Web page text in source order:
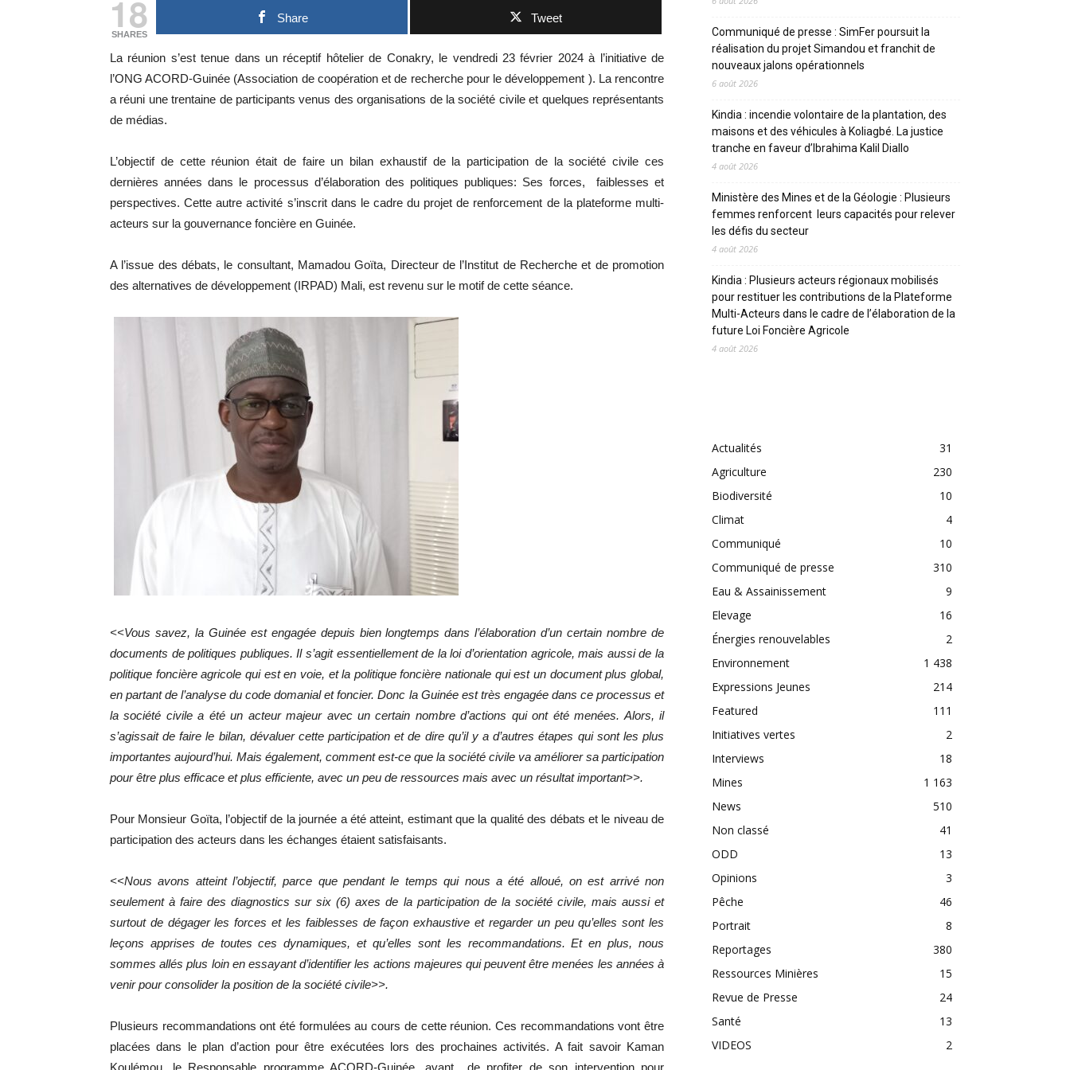
18
SHARES
Share Tweet
La réunion s’est tenue dans un réceptif hôtelier de Conakry, le vendredi 23 février 2024 à l’initiative de
l’ONG ACORD-Guinée (Association de coopération et de recherche pour le développement ). La rencontre
a réuni une trentaine de participants venus des organisations de la société civile et quelques représentants
de médias.
L’objectif de cette réunion était de faire un bilan exhaustif de la participation de la société civile ces
dernières années dans le processus d’élaboration des politiques publiques: Ses forces, faiblesses et
perspectives. Cette autre activité s’inscrit dans le cadre du projet de renforcement de la plateforme multi-
acteurs sur la gouvernance foncière en Guinée.
A l’issue des débats, le consultant, Mamadou Goïta, Directeur de l’Institut de Recherche et de promotion
des alternatives de développement (IRPAD) Mali, est revenu sur le motif de cette séance.
<<Vous savez, la Guinée est engagée depuis bien longtemps dans l’élaboration d’un certain nombre de
documents de politiques publiques. Il s’agit essentiellement de la loi d’orientation agricole, mais aussi de la
politique foncière agricole qui est en voie, et la politique foncière nationale qui est un document plus global,
en partant de l’analyse du code domanial et foncier. Donc la Guinée est très engagée dans ce processus et
la société civile a été un acteur majeur avec un certain nombre d’actions qui ont été menées. Alors, il
s’agissait de faire le bilan, dévaluer cette participation et de dire qu’il y a d’autres étapes qui sont les plus
importantes aujourd’hui. Mais également, comment est-ce que la société civile va améliorer sa participation
pour être plus efficace et plus efficiente, avec un peu de ressources mais avec un résultat important>>.
Pour Monsieur Goïta, l’objectif de la journée a été atteint, estimant que la qualité des débats et le niveau de
participation des acteurs dans les échanges étaient satisfaisants.
<<Nous avons atteint l’objectif, parce que pendant le temps qui nous a été alloué, on est arrivé non
seulement à faire des diagnostics sur six (6) axes de la participation de la société civile, mais aussi et
surtout de dégager les forces et les faiblesses de façon exhaustive et regarder un peu qu’elles sont les
leçons apprises de toutes ces dynamiques, et qu’elles sont les recommandations. Et en plus, nous
sommes allés plus loin en essayant d’identifier les actions majeures qui peuvent être menées les années à
venir pour consolider la position de la société civile>>.
Plusieurs recommandations ont été formulées au cours de cette réunion. Ces recommandations vont être
placées dans le plan d’action pour être exécutées lors des prochaines activités. A fait savoir Kaman
Koulémou, le Responsable programme ACORD-Guinée, avant de profiter de son intervention pour
Communiqué de presse : SimFer poursuit la
réalisation du projet Simandou et franchit de
nouveaux jalons opérationnels
6 août 2026
Kindia : incendie volontaire de la plantation, des
maisons et des véhicules à Koliagbé. La justice
tranche en faveur d’Ibrahima Kalil Diallo
4 août 2026
Ministère des Mines et de la Géologie : Plusieurs
femmes renforcent leurs capacités pour relever
les défis du secteur
4 août 2026
Kindia : Plusieurs acteurs régionaux mobilisés
pour restituer les contributions de la Plateforme
Multi-Acteurs dans le cadre de l’élaboration de la
future Loi Foncière Agricole
4 août 2026
Actualités
31
Agriculture
230
Biodiversité
10
Climat
4
Communiqué
10
Communiqué de presse
310
Eau & Assainissement
9
Elevage
16
Énergies renouvelables
2
Environnement
1 438
Expressions Jeunes
214
Featured
111
Initiatives vertes
2
Interviews
18
Mines
1 163
News
510
Non classé
41
ODD
13
Opinions
3
Pêche
46
Portrait
8
Reportages
380
Ressources Minières
15
Revue de Presse
24
Santé
13
VIDEOS
2